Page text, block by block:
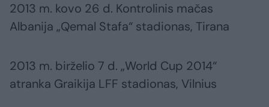
2013 m. kovo 26 d. Kontrolinis mačas
Albanija „Qemal Stafa“ stadionas, Tirana
2013 m. birželio 7 d. „World Cup 2014“
atranka Graikija LFF stadionas, Vilnius